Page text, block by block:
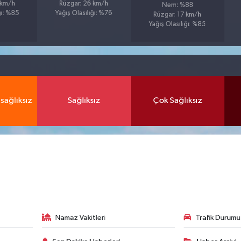
h
%85
Rüzgar: 26 km/h
Yağış Olasılığı: %76
Nem: %88
Rüzgar: 17 km/h
Yağış Olasılığı: %85
Sağlıksız Çok Sağlıksız
Namaz Vakitleri Trafik Durumu